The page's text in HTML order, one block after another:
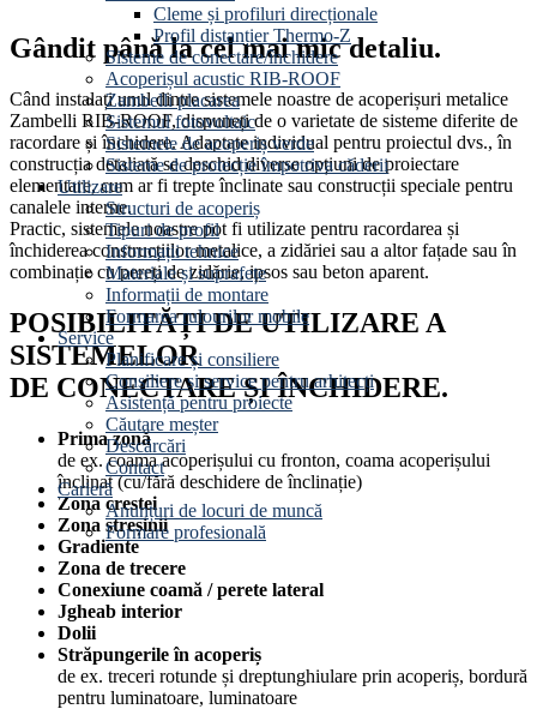
Cleme și profiluri direcționale
Profil distanțier Thermo-Z
Sisteme de conectare/închidere
Acoperișul acustic RIB-ROOF
Zambelli placarea
Sistemul fotovoltaic
Sistemele de acoperiș verde
Sisteme de protecție împotriva căderii
Utilizare
Structuri de acoperiș
Tipuri de profil
Informații tehnice
Materiale și suprafețe
Informații de montare
Formarea rulourilor mobile
Service
Planificare și consiliere
Consiliere și service pentru arhitecți
Asistență pentru proiecte
Căutare meșter
Descărcări
Contact
Carieră
Anunțuri de locuri de muncă
Formare profesională
Gândit până la cel mai mic detaliu.
Când instalați unul dintre sistemele noastre de acoperișuri metalice
Zambelli RIB-ROOF, dispuneți de o varietate de sisteme diferite de
racordare și închidere. Adaptate individual pentru proiectul dvs., în
construcția detaliată se deschid diverse opțiuni de proiectare
elementare, cum ar fi trepte înclinate sau construcții speciale pentru
canalele interne.
Practic, sistemele noastre pot fi utilizate pentru racordarea și
închiderea construcțiilor metalice, a zidăriei sau a altor fațade sau în
combinație cu pereți de zidărie, ipsos sau beton aparent.
POSIBILITĂȚI DE UTILIZARE A
SISTEMELOR
DE CONECTARE ȘI ÎNCHIDERE.
Prima zonă
de ex. coama acoperișului cu fronton, coama acoperișului
înclinat (cu/fără deschidere de înclinație)
Zona crestei
Zona streșinii
Gradiente
Zona de trecere
Conexiune coamă / perete lateral
Jgheab interior
Dolii
Străpungerile în acoperiș
de ex. treceri rotunde și dreptunghiulare prin acoperiș, bordură
pentru luminatoare, luminatoare